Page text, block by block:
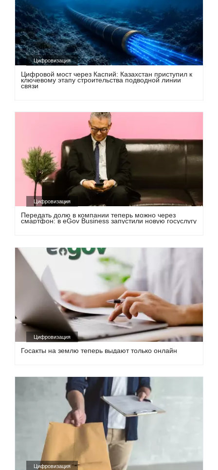
Цифровизация
Цифровой мост через Каспий: Казахстан приступил к
ключевому этапу строительства подводной линии
связи
Цифровизация
Передать долю в компании теперь можно через
смартфон: в eGov Business запустили новую госуслугу
Цифровизация
Госакты на землю теперь выдают только онлайн
Цифровизация